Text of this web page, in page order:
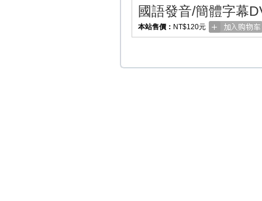
國語發音/簡體字幕
本站售價： NT$120元